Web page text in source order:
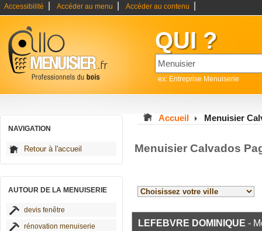
Accessibilité Accéder au menu Accéder au contenu
QUI ?
ex: Entreprise Menuiserie
NAVIGATION
Retour à l'accueil
AUTOUR DE LA MENUISERIE
devis fenêtre
rénovation menuiserie
Accueil Menuisier
Menuisier Calvados
LEFEBVRE DOMINIQUE -